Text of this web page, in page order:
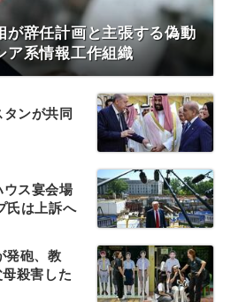
が辞任計画と主張する偽動
ア系情報工作組織
ンが共同
ス宴会場
氏は上訴へ
発砲、教
殺害した